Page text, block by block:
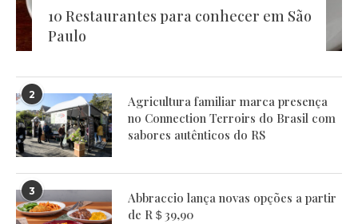
10 Restaurantes para conhecer em São
Paulo
2
Agricultura familiar marca presença
no Connection Terroirs do Brasil com
sabores autênticos do RS
3
Abbraccio lança novas opções a partir
de R＄39,90